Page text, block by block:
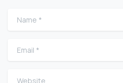
Name
Email
Website